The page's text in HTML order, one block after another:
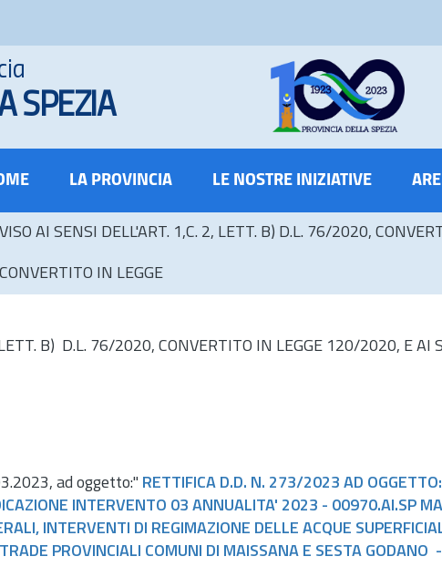
SPEZIA
LA PROVINCIA LE NOSTRE INIZIATIVE
AI SENSI DELL'ART. 1,C. 2, LETT. B) D.L. 76/2020,
IN LEGGE
B) D.L. 76/2020, CONVERTITO IN LEGGE 120/2020, E AI
ad oggetto:" RETTIFICA D.D. N. 273/2023 AD
INTERVENTO 03 ANNUALITA' 2023 - 00970.AI.SP
INTERVENTI DI REGIMAZIONE DELLE ACQUE
PROVINCIALI COMUNI DI MAISSANA E SESTA